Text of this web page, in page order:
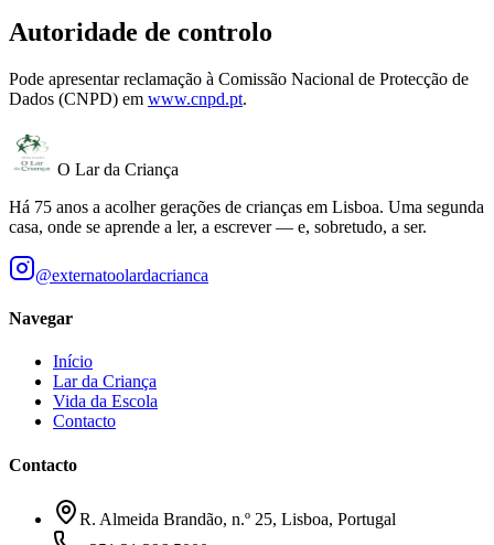
Autoridade de controlo
Pode apresentar reclamação à Comissão Nacional de Protecção de
Dados (CNPD) em www.cnpd.pt.
O Lar da Criança
Há 75 anos a acolher gerações de crianças em Lisboa. Uma segunda
casa, onde se aprende a ler, a escrever — e, sobretudo, a ser.
@externatoolardacrianca
Navegar
Início
Lar da Criança
Vida da Escola
Contacto
Contacto
R. Almeida Brandão, n.º 25, Lisboa, Portugal